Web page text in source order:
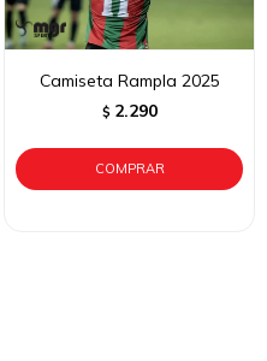
Camiseta Rampla 2025
$ 2.290